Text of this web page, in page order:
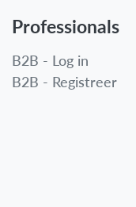
Professionals
B2B - Log in
B2B - Registreer